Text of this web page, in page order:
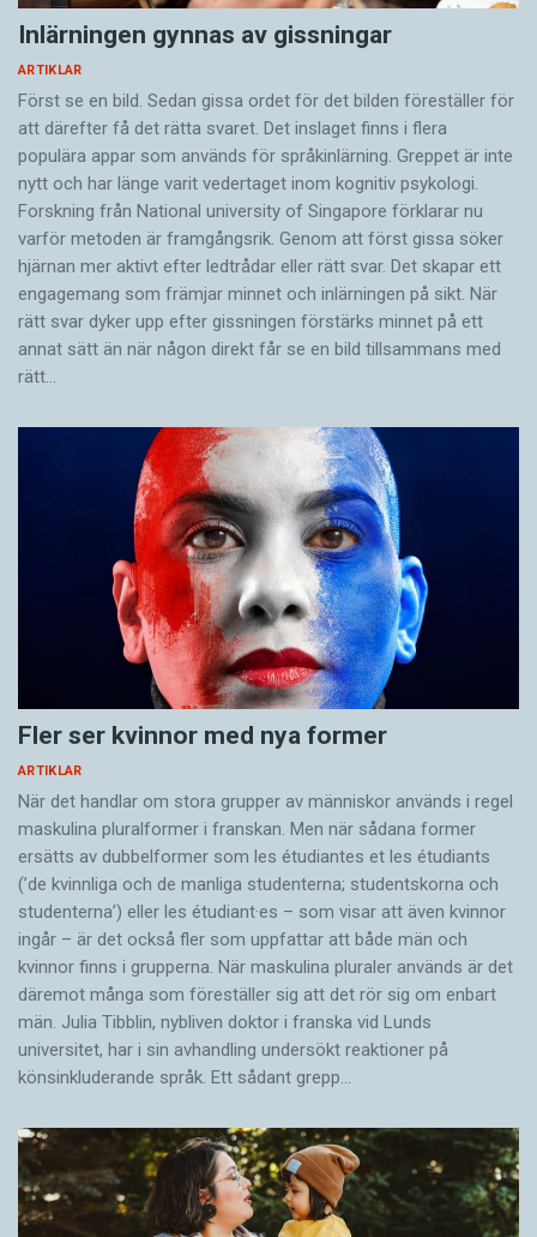
Inlärningen gynnas av gissningar
ARTIKLAR
Först se en bild. Sedan gissa ordet för det bilden föreställer för
att därefter få det rätta svaret. Det inslaget finns i flera
populära appar som används för språkinlärning. Greppet är inte
nytt och har länge varit vedertaget inom kognitiv psykologi.
Forskning från National university of Singa­pore förklarar nu
varför metoden är framgångsrik. Genom att först gissa ­söker
hjärnan mer aktivt ­efter ledtrådar eller rätt svar. Det skapar ett
engagemang som främjar minnet och inlärningen på sikt. När
rätt svar dyker upp efter gissningen förstärks minnet på ett
annat sätt än när någon direkt får se en bild tillsammans med
rätt…
Fler ser kvinnor med nya former
ARTIKLAR
När det handlar om stora grupper av människor används i regel
maskulina pluralformer i franskan. Men när sådana ­former
ersätts av dubbel­former som les étudiantes et les étudiants
(’de kvinnliga och de manliga studenterna; studentskorna och
studenterna’) eller les étudiant·es – som visar att även kvinnor
ingår – är det också fler som uppfattar att både män och
kvinnor finns i grupperna. När maskulina pluraler används är det
där­emot många som föreställer sig att det rör sig om enbart
män. Julia Tibblin, nybliven doktor i franska vid Lunds
universitet, har i sin avhandling undersökt reaktioner på
könsinkluderande språk. Ett sådant grepp…